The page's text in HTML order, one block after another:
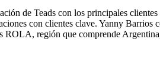
de Teads con los principales
con clientes clave. Yanny
región que comprende